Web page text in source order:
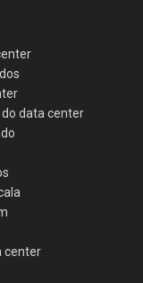
data center
center